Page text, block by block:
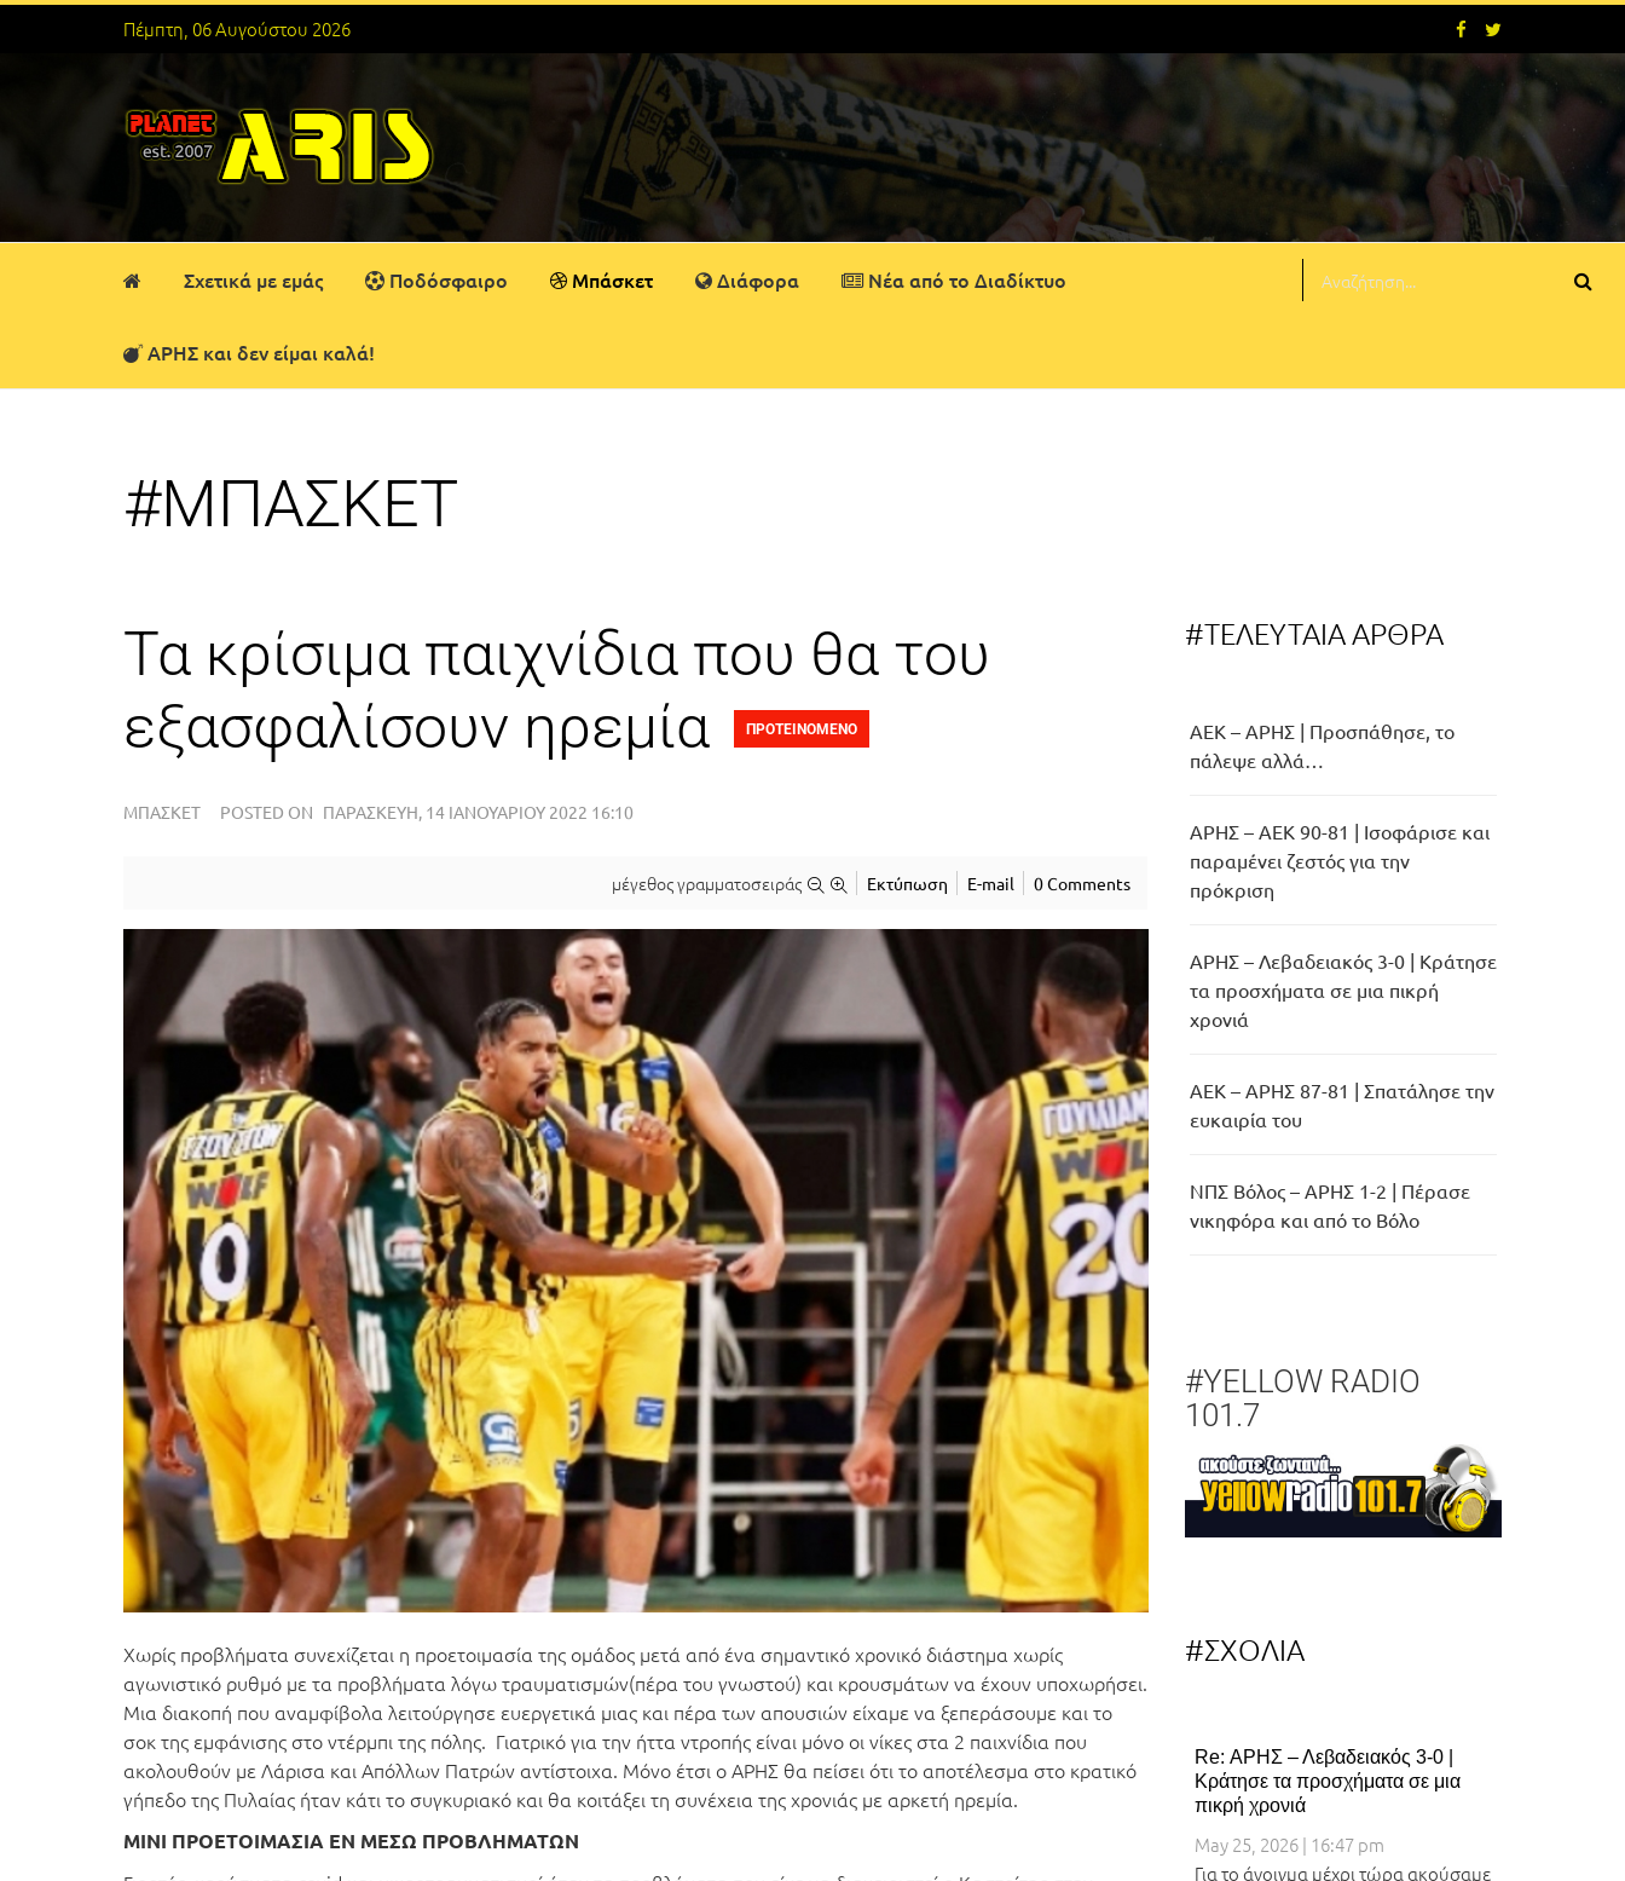
Πέμπτη, 06 Αυγούστου 2026
Σχετικά με εμάς Ποδόσφαιρο Μπάσκετ Διάφορα Νέα από το Διαδίκτυο
ΑΡΗΣ και δεν είμαι καλά!
#ΜΠΑΣΚΕΤ
Τα κρίσιμα παιχνίδια που θα του
εξασφαλίσουν ηρεμία
ΠΡΟΤΕΙΝΟΜΕΝΟ
ΜΠΆΣΚΕΤ POSTED ON ΠΑΡΑΣΚΕΥΉ, 14 ΙΑΝΟΥΑΡΊΟΥ 2022 16:10
μέγεθος γραμματοσειράς Εκτύπωση E-mail 0 Comments
Χωρίς προβλήματα συνεχίζεται η προετοιμασία της ομάδος μετά από ένα σημαντικό χρονικό διάστημα χωρίς
αγωνιστικό ρυθμό με τα προβλήματα λόγω τραυματισμών(πέρα του γνωστού) και κρουσμάτων να έχουν υποχωρήσει.
Μια διακοπή που αναμφίβολα λειτούργησε ευεργετικά μιας και πέρα των απουσιών είχαμε να ξεπεράσουμε και το
σοκ της εμφάνισης στο ντέρμπι της πόλης. Γιατρικό για την ήττα ντροπής είναι μόνο οι νίκες στα 2 παιχνίδια που
ακολουθούν με Λάρισα και Απόλλων Πατρών αντίστοιχα. Μόνο έτσι ο ΑΡΗΣ θα πείσει ότι το αποτέλεσμα στο κρατικό
γήπεδο της Πυλαίας ήταν κάτι το συγκυριακό και θα κοιτάξει τη συνέχεια της χρονιάς με αρκετή ηρεμία.
ΜΙΝΙ ΠΡΟΕΤΟΙΜΑΣΙΑ ΕΝ ΜΕΣΩ ΠΡΟΒΛΗΜΑΤΩΝ
#ΤΕΛΕΥΤΑΙΑ ΑΡΘΡΑ
ΑΕΚ – ΑΡΗΣ | Προσπάθησε, το
πάλεψε αλλά…
ΑΡΗΣ – ΑΕΚ 90-81 | Ισοφάρισε και
παραμένει ζεστός για την
πρόκριση
ΑΡΗΣ – Λεβαδειακός 3-0 | Κράτησε
τα προσχήματα σε μια πικρή
χρονιά
ΑΕΚ – ΑΡΗΣ 87-81 | Σπατάλησε την
ευκαιρία του
ΝΠΣ Βόλος – ΑΡΗΣ 1-2 | Πέρασε
νικηφόρα και από το Βόλο
#YELLOW RADIO
101.7
#ΣΧΟΛΙΑ
Re: ΑΡΗΣ – Λεβαδειακός 3-0 |
Κράτησε τα προσχήματα σε μια
πικρή χρονιά
May 25, 2026 | 16:47 pm
Για το άνοιγμα μέχρι τώρα ακούσαμε